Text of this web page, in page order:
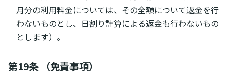
月分の利用料金については、その全額について返金を行
わないものとし、日割り計算による返金も行わないもの
とします）。
第19条 （免責事項）